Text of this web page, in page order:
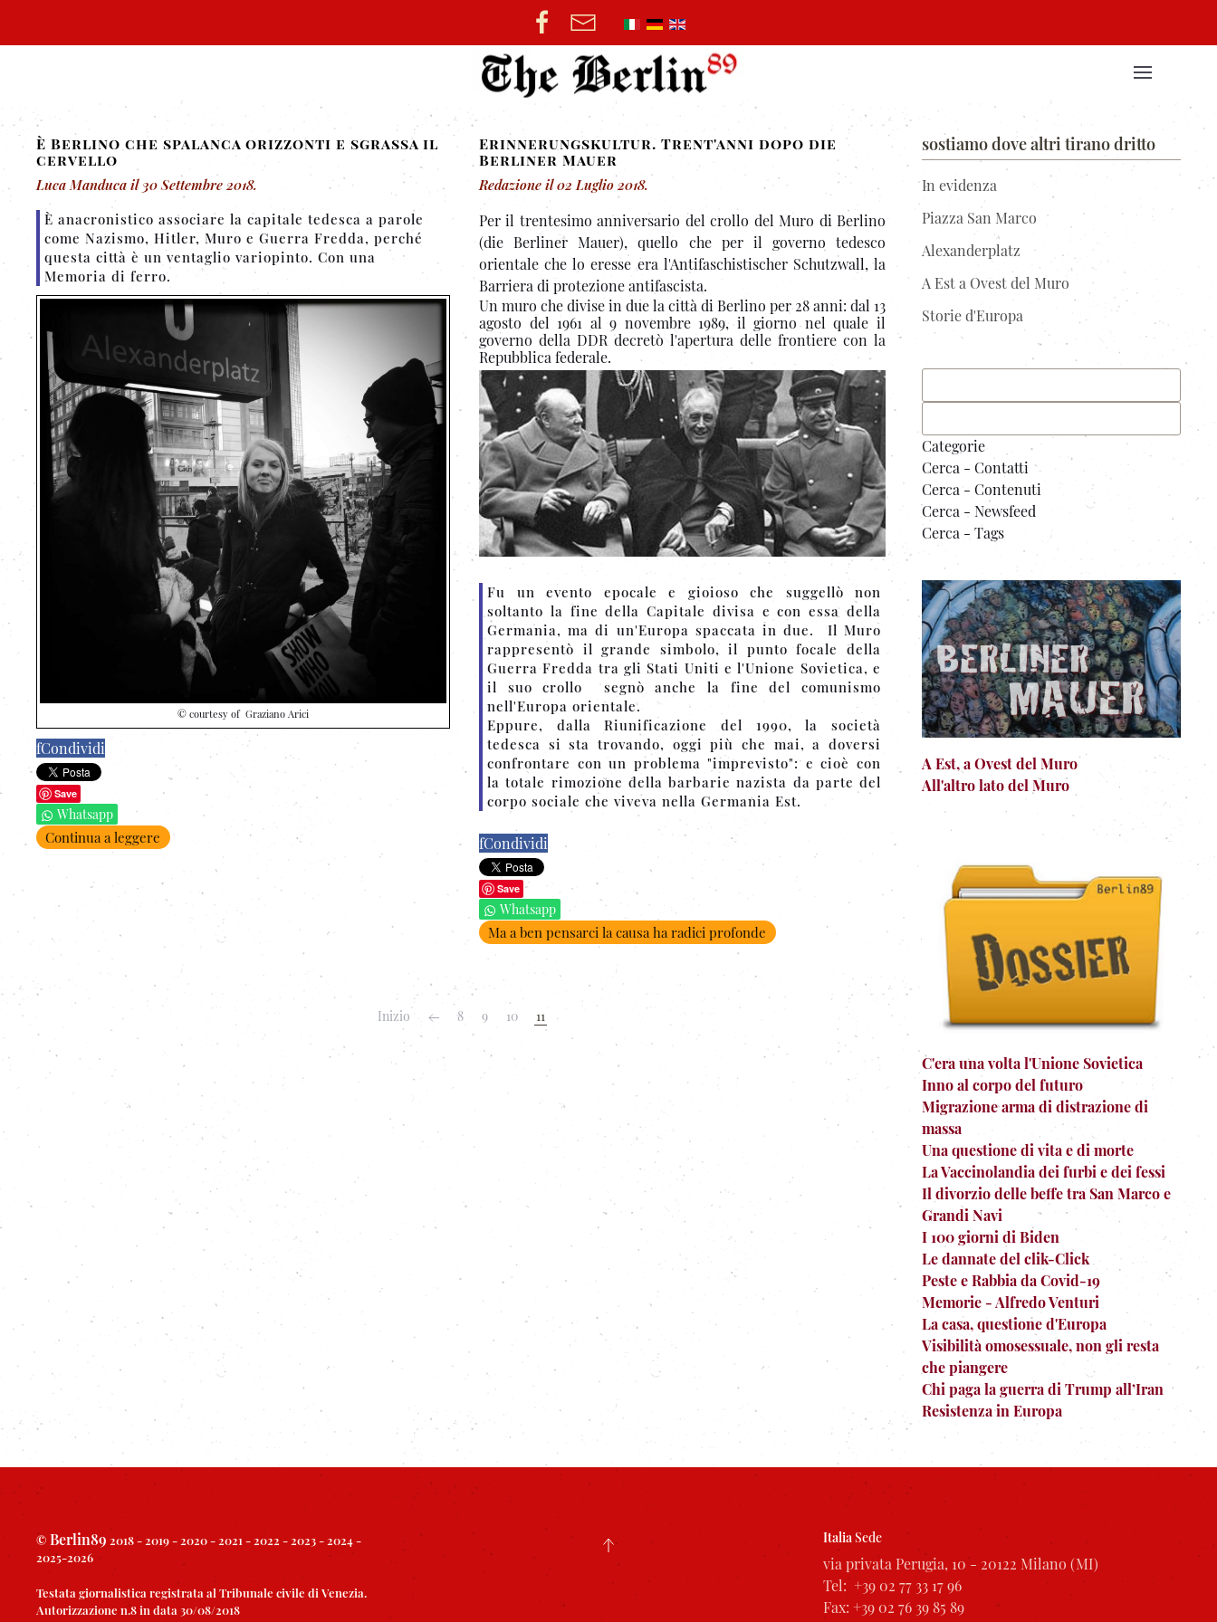
È Berlino che spalanca orizzonti e sgrassa il
cervello
Luca Manduca il 30 Settembre 2018.
È anacronistico associare la capitale tedesca a parole
come Nazismo, Hitler, Muro e Guerra Fredda, perché
questa città è un ventaglio variopinto. Con una
Memoria di ferro.
© courtesy of Graziano Arici
fCondividi
Save
Whatsapp
Continua a leggere
Erinnerungskultur. Trent'anni dopo die
Berliner Mauer
Redazione il02 Luglio 2018.
Per il trentesimo anniversario del crollo del Muro di Berlino
(die Berliner Mauer), quello che per il governo tedesco
orientale che lo eresse era l'Antifaschistischer Schutzwall, la
Barriera di protezione antifascista.
Un muro che divise in due la città di Berlino per 28 anni: dal 13
agosto del 1961 al 9 novembre 1989, il giorno nel quale il
governo della DDR decretò l'apertura delle frontiere con la
Repubblica federale.
Fu un evento epocale e gioioso che suggellò non
soltanto la fine della Capitale divisa e con essa della
Germania, ma di un'Europa spaccata in due. Il Muro
rappresentò il grande simbolo, il punto focale della
Guerra Fredda tra gli Stati Uniti e l'Unione Sovietica, e
il suo crollo segnò anche la fine del comunismo
nell'Europa orientale.
Eppure, dalla Riunificazione del 1990, la società
tedesca si sta trovando, oggi più che mai, a doversi
confrontare con un problema "imprevisto": e cioè con
la totale rimozione della barbarie nazista da parte del
corpo sociale che viveva nella Germania Est.
fCondividi
Save
Whatsapp
Ma a ben pensarci la causa ha radici profonde
Inizio 8 9 10 11
sostiamo dove altri tirano dritto
In evidenza
Piazza San Marco
Alexanderplatz
A Est a Ovest del Muro
Storie d'Europa
Categorie
Cerca - Contatti
Cerca - Contenuti
Cerca - Newsfeed
Cerca - Tags
A Est, a Ovest del Muro
All'altro lato del Muro
C'era una volta l'Unione Sovietica
Inno al corpo del futuro
Migrazione arma di distrazione di
massa
Una questione di vita e di morte
La Vaccinolandia dei furbi e dei fessi
Il divorzio delle beffe tra San Marco e
Grandi Navi
I 100 giorni di Biden
Le dannate del clik-Click
Peste e Rabbia da Covid-19
Memorie - Alfredo Venturi
La casa, questione d'Europa
Visibilità omosessuale, non gli resta
che piangere
Chi paga la guerra di Trump all’Iran
Resistenza in Europa
© Berlin89 2018 - 2019 - 2020 - 2021 - 2022 - 2023 - 2024 -
2025-2026
Testata giornalistica registrata al Tribunale civile di Venezia.
Autorizzazione n.8 in data 30/08/2018
Italia Sede
via privata Perugia, 10 - 20122 Milano (MI)
Tel: +39 02 77 33 17 96
Fax: +39 02 76 39 85 89